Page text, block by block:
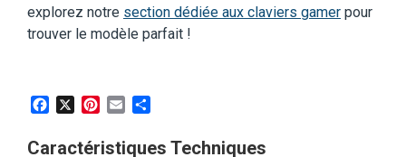
explorez notre section dédiée aux claviers gamer pour
trouver le modèle parfait !
FacebookPinterest
Email
Caractéristiques Techniques